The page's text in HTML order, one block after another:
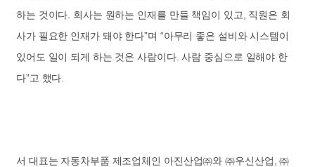
하는 것이다. 회사는 원하는 인재를 만들 책임이 있고, 직원은 회
사가 필요한 인재가 돼야 한다”며 “아무리 좋은 설비와 시스템이
있어도 일이 되게 하는 것은 사람이다. 사람 중심으로 일해야 한
다”고 했다.
서 대표는 자동차부품 제조업체인 아진산업㈜와 ㈜우신산업, ㈜